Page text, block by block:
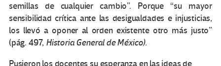
semillas de cualquier cambio”. Porque “su mayor
sensibilidad crítica ante las desigualdades e injusticias,
los llevó a oponer al orden existente otro más justo”
(pág. 497, Historia General de México).
Pusieron los docentes su esperanza en las ideas de